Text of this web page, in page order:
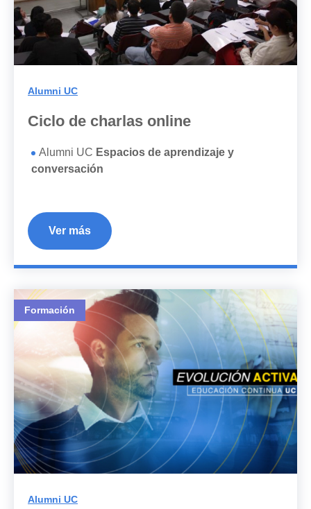
Alumni UC
Ciclo de charlas online
Alumni UC Espacios de aprendizaje y
conversación
Ver más
Formación
Alumni UC